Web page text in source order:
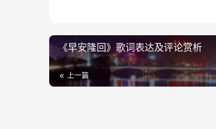
《早安隆回》歌词表达及评论赏析
上一篇